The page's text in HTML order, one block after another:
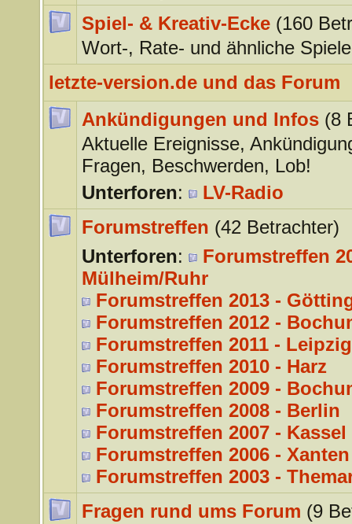
Spiel- & Kreativ-Ecke (160
Wort-, Rate- und ähnliche Spiele
letzte-version.de und das Forum
Ankündigungen und Infos (8
Aktuelle Ereignisse,
Fragen, Beschwerden, Lob!
Unterforen:
LV-Radio
Forumstreffen (42 Betrachter)
Unterforen:
Forumstreffen
Mülheim/Ruhr
Forumstreffen 2013 -
Forumstreffen 2012 -
Forumstreffen 2011 - Leipzig
Forumstreffen 2010 - Harz
Forumstreffen 2009 -
Forumstreffen 2008 - Berlin
Forumstreffen 2007 - Kassel
Forumstreffen 2006 - Xanten
Forumstreffen 2003 -
Fragen rund ums Forum (9